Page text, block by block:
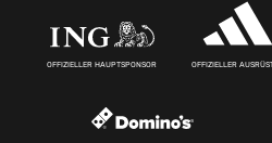
OFFIZIELLER HAUPTSPONSOR OFFIZIELLER